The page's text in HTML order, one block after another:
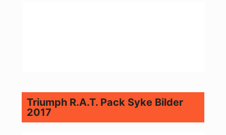
Triumph R.A.T. Pack Syke Bilder
2017